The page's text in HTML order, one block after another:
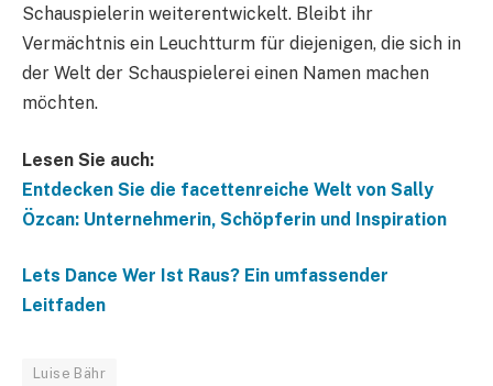
Schauspielerin weiterentwickelt. Bleibt ihr
Vermächtnis ein Leuchtturm für diejenigen, die sich in
der Welt der Schauspielerei einen Namen machen
möchten.
Lesen Sie auch:
Entdecken Sie die facettenreiche Welt von Sally
Özcan: Unternehmerin, Schöpferin und Inspiration
Lets Dance Wer Ist Raus? Ein umfassender
Leitfaden
Luise Bähr